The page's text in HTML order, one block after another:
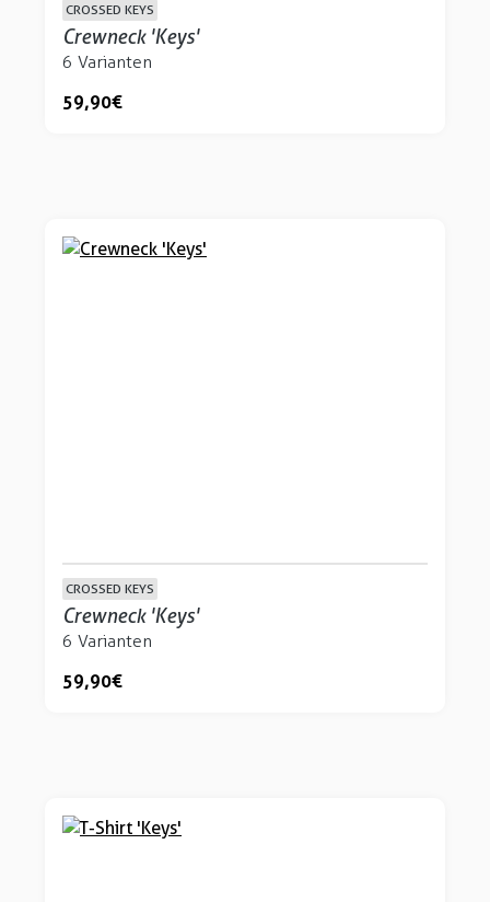
CROSSED KEYS
Crewneck 'Keys'
6 Varianten
59,90 €
CROSSED KEYS
Crewneck 'Keys'
6 Varianten
59,90 €